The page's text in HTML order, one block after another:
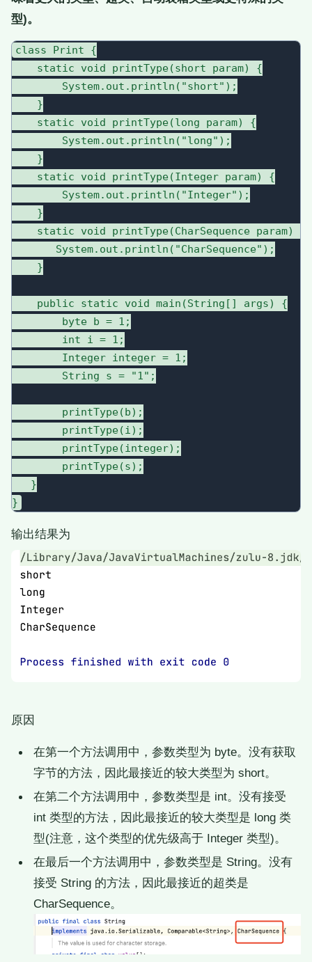
型)。
class Print {
    static void printType(short param) {
        System.out.println("short");
    }
    static void printType(long param) {
        System.out.println("long");
    }
    static void printType(Integer param) {
        System.out.println("Integer");
    }
    static void printType(CharSequence param) {
       System.out.println("CharSequence");
    }
    public static void main(String[] args) {
        byte b = 1;
        int i = 1;
        Integer integer = 1;
        String s = "1";
        printType(b);
        printType(i);
        printType(integer);
        printType(s);
   }
输出结果为
原因
在第一个方法调用中，参数类型为 byte。没有获取
字节的方法，因此最接近的较大类型为 short。
在第二个方法调用中，参数类型是 int。没有接受
int 类型的方法，因此最接近的较大类型是 long 类
型(注意，这个类型的优先级高于 Integer 类型)。
在最后一个方法调用中，参数类型是 String。没有
接受 String 的方法，因此最接近的超类是
CharSequence。